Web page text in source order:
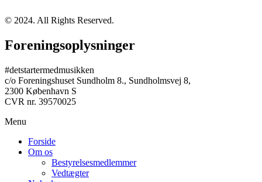
© 2024. All Rights Reserved.
Foreningsoplysninger
#detstartermedmusikken
c/o Foreningshuset Sundholm 8., Sundholmsvej 8,
2300 København S
CVR nr. 39570025
Menu
Forside
Om os
Bestyrelsesmedlemmer
Vedtægter